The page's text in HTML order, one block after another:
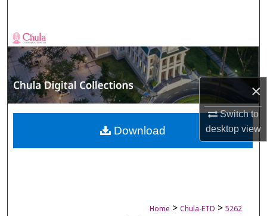
×
Switch to
desktopview
Browse Collections
My Account
About
Digital Commons Network™
Home > Chula-ETD > 5262
Download